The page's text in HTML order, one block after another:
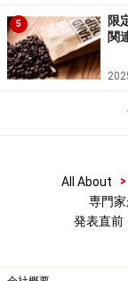
の公式情報をご確
【編集部からのお
・「家計」につい
中です！
※抽選で20名に
※謝礼付きの限定
なります
5
限
関
All About >
専門
発表直前